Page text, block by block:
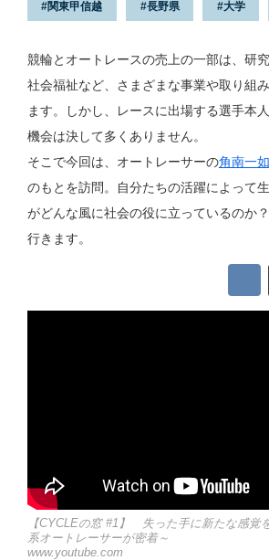
関東甲信越 長野県 大学
競輪とオートレースの売上の一部は、研
社会福祉など、さまざまな事業や取り組
ます。しかし、レースに出場する選手本
機会は決して多くありません。
そこで今回は、オートレーサーの角南一如
のもとを訪問。自分たちの活躍によって
がどんな風に社会の役に立っているのか
行きます。
【CYCLEの窓 #1】 失った手に新たな感覚
系オートレーサーが密着～
www.youtube.com